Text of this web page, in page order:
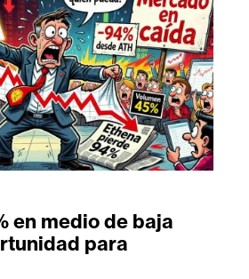
en medio de baja
para